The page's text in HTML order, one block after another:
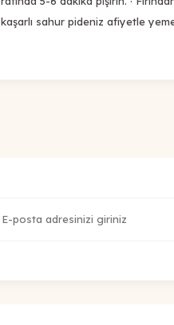
kaşarlı sahur pideniz afiyetle